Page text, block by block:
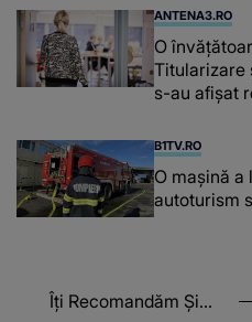
ANTENA3.RO
O
Titularizare
s-au afișat
B1TV.RO
O maşină a
autoturism
Îți Recomandăm Și...